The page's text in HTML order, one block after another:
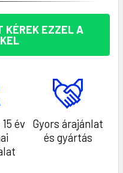
KÉREK EZZEL A
év Gyors árajánlat
és gyártás